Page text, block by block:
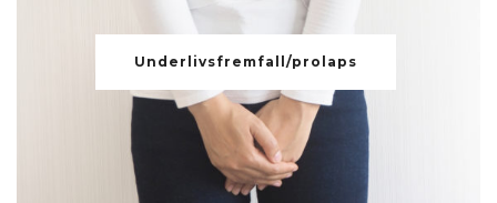
Underlivsfremfall/prolaps